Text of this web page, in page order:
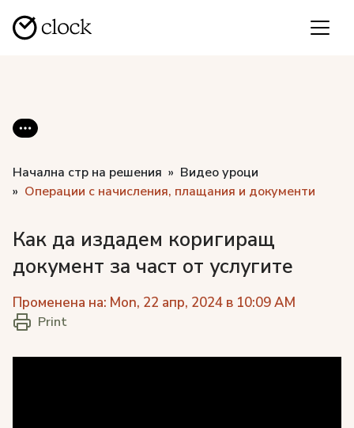
Начална стр на решения
Видео уроци
Операции с начисления, плащания и документи
Как да издадем коригиращ
документ за част от услугите
Променена на: Mon, 22 апр, 2024 в 10:09 AM
Print